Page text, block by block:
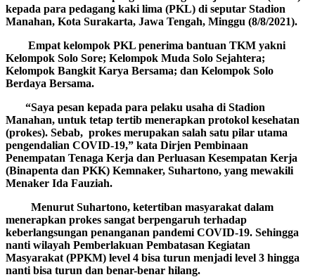
kepada para pedagang kaki lima (PKL) di seputar Stadion
Manahan, Kota Surakarta, Jawa Tengah, Minggu (8/8/2021).
Empat kelompok PKL penerima bantuan TKM yakni
Kelompok Solo Sore; Kelompok Muda Solo Sejahtera;
Kelompok Bangkit Karya Bersama; dan Kelompok Solo
Berdaya Bersama.
“Saya pesan kepada para pelaku usaha di Stadion
Manahan, untuk tetap tertib menerapkan protokol kesehatan
(prokes). Sebab, prokes merupakan salah satu pilar utama
pengendalian COVID-19,” kata Dirjen Pembinaan
Penempatan Tenaga Kerja dan Perluasan Kesempatan Kerja
(Binapenta dan PKK) Kemnaker, Suhartono, yang mewakili
Menaker Ida Fauziah.
Menurut Suhartono, ketertiban masyarakat dalam
menerapkan prokes sangat berpengaruh terhadap
keberlangsungan penanganan pandemi COVID-19. Sehingga
nanti wilayah Pemberlakuan Pembatasan Kegiatan
Masyarakat (PPKM) level 4 bisa turun menjadi level 3 hingga
nanti bisa turun dan benar-benar hilang.